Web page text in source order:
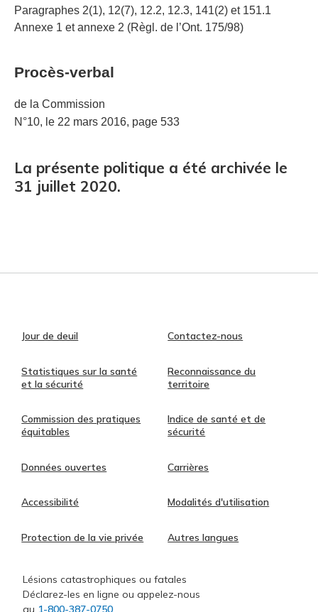
Paragraphes 2(1), 12(7), 12.2, 12.3, 141(2) et 151.1
Annexe 1 et annexe 2 (Règl. de l’Ont. 175/98)
Procès-verbal
de la Commission
N°10, le 22 mars 2016, page 533
La présente politique a été archivée le
31 juillet 2020.
Jour de deuil Contactez-nous
Statistiques sur la santé
et la sécurité
Reconnaissance du
territoire
Commission des pratiques
équitables
Indice de santé et de
sécurité
Données ouvertes Carrières
Accessibilité Modalités d'utilisation
Protection de la vie privée Autres langues
Lésions catastrophiques ou fatales
Déclarez-les en ligne ou appelez-nous
au 1-800-387-0750